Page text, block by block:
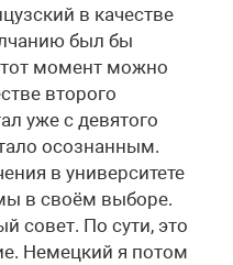
в качестве
был бы
тот момент можно
второго
уже с девятого
осознанным.
в университете
в своём выборе.
совет. По сути, это
Немецкий я потом